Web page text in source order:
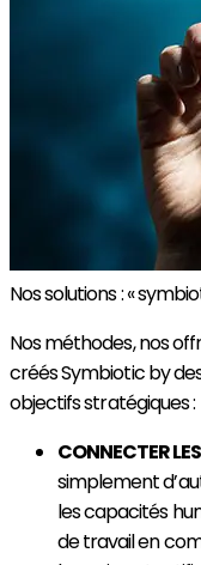
Nos solutions : «
Nosméthodes, nos
créésSymbioticby
objectifs stratégiques :
CONNECTER
simplement
lescapacités
de travail en